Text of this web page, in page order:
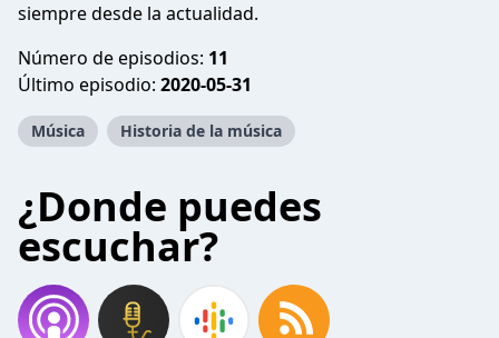
siempre desde la actualidad.
Número de episodios: 11
Último episodio: 2020-05-31
Música Historia de la música
¿Donde puedes
escuchar?